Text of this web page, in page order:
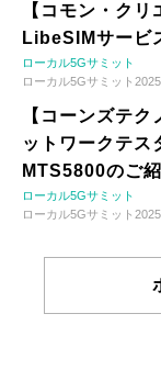
【コモン・ク
LibeSIMサービ
ローカル5Gサミット
ローカル5Gサミット2025
【コーンズテ
ットワークテス
MTS5800のご
ローカル5Gサミット
ローカル5Gサミット2025